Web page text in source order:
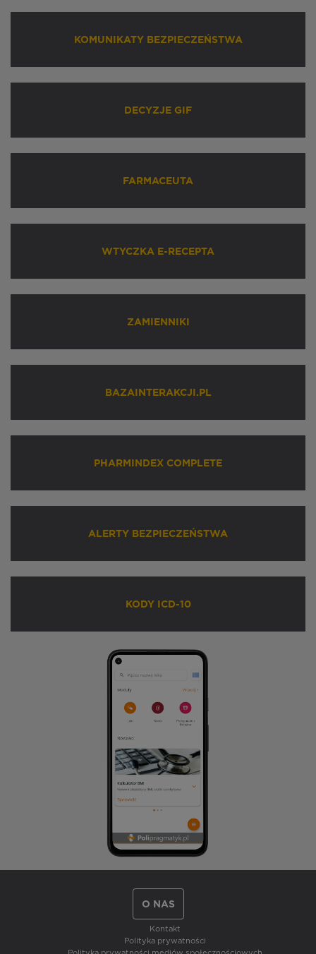
KOMUNIKATY BEZPIECZEŃSTWA
DECYZJE GIF
FARMACEUTA
WTYCZKA E-RECEPTA
ZAMIENNIKI
BAZAINTERAKCJI.PL
PHARMINDEX COMPLETE
ALERTY BEZPIECZEŃSTWA
KODY ICD-10
O NAS
Kontakt
Polityka prywatności